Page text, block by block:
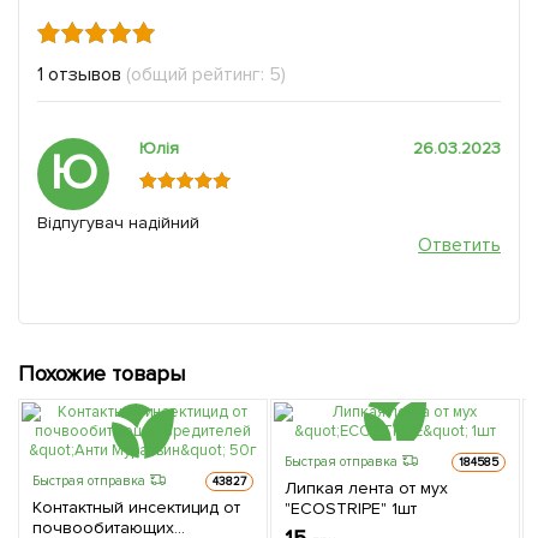
1 отзывов (общий рейтинг: 5)
Ю Юлія 26.03.2023
Відпугувач надійний
Ответить
Похожие товары
Быстрая отправка 43827
Контактный инсектицид от
почвообитающих
Быстрая отправка 184585
Липкая лента от мух
"ECOSTRIPE" 1шт